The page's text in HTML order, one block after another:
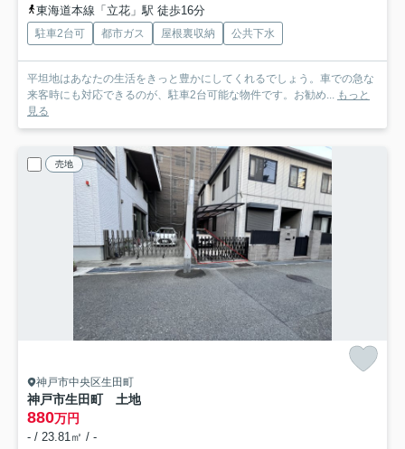
東海道本線「立花」駅 徒歩16分
駐車2台可 都市ガス 屋根裏収納 公共下水
平坦地はあなたの生活をきっと豊かにしてくれるでしょう。車での急な
来客時にも対応できるのが、駐車2台可能な物件です。お勧め... もっと
見る
売地
神戸市中央区生田町
神戸市生田町 土地
880万円
- / 23.81㎡ / -